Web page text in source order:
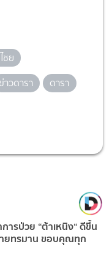
ชย
ข่าวดารา
ดารา
การป่วย “ต้าเหนิง“ ดีขึ้น
ยทรมาน ขอบคุณทุก